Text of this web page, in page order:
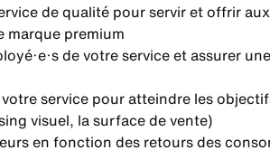
de qualité pour servir et offrir
marque premium
de votre service et assurer
service pour atteindre les
visuel, la surface de vente)
en fonction des retours des